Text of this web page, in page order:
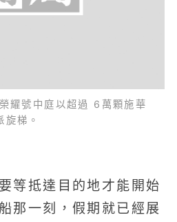
耀號中庭以超過 6萬顆施華
梯。
等抵達目的地才能開始
那一刻，假期就已經展